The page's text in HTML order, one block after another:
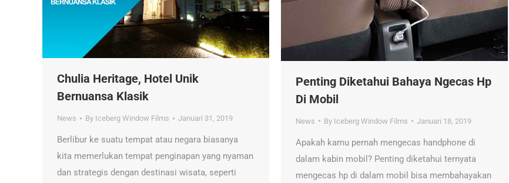
Chulia Heritage, Hotel Unik
Bernuansa Klasik
News By Iceberg Window Films Januari 31, 2019
Berlibur ke suatu tempat atau negara biasanya
kita memerlukan tempat penginapan yang nyaman
dan strategis dengan destinasi wisata, seperti
Penting Diketahui Bahaya Ngecas Hp
Di Mobil
News By Iceberg Window Films Januari 18, 2019
Apakah kamu pernah mengecas handphone di
dalam kabin mobil? Penting diketahui ternyata
mengecas hp di dalam mobil bisa membahayakan